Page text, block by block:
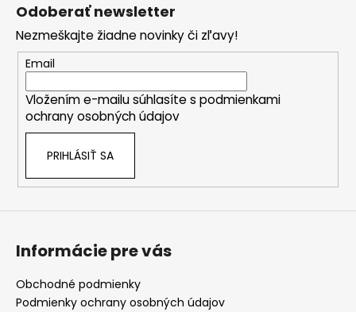
Odoberať newsletter
Nezmeškajte žiadne novinky či zľavy!
Email
Vložením e-mailu súhlasíte s podmienkami
ochrany osobných údajov
PRIHLÁSIŤ SA
Informácie pre vás
Obchodné podmienky
Podmienky ochrany osobných údajov